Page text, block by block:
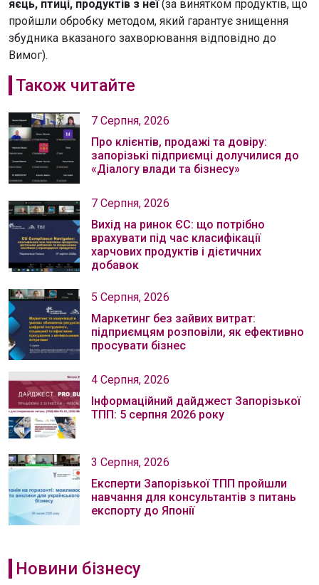
яєць, птиці, продуктів з неї(за винятком продуктів, що
пройшли обробку методом, який гарантує знищення
збудника вказаного захворювання відповідно до
Вимог).
Також читайте
7 Серпня, 2026
Про клієнтів, продажі та довіру:
запорізькі підприємці долучилися до
«Діалогу влади та бізнесу»
7 Серпня, 2026
Вихід на ринок ЄС: що потрібно
врахувати під час класифікації
харчових продуктів і дієтичних
добавок
5 Серпня, 2026
Маркетинг без зайвих витрат:
підприємцям розповіли, як ефективно
просувати бізнес
4 Серпня, 2026
Інформаційний дайджест Запорізької
ТПП: 5 серпня 2026 року
3 Серпня, 2026
Експерти Запорізької ТПП пройшли
навчання для консультантів з питань
експорту до Японії
Новини бізнесу